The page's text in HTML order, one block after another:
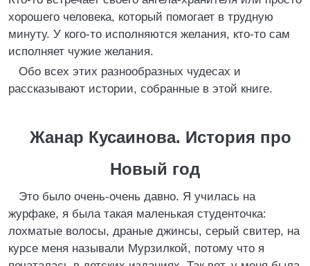
хорошего человека, который помогает в трудную
минуту. У кого-то исполняются желания, кто-то сам
исполняет чужие желания.
Обо всех этих разнообразных чудесах и
рассказывают истории, собранные в этой книге.
Жанар Кусаинова. История про
Новый год
Это было очень-очень давно. Я училась на
журфаке, я была такая маленькая студенточка:
лохматые волосы, драные джинсы, серый свитер, на
курсе меня называли Мурзилкой, потому что я